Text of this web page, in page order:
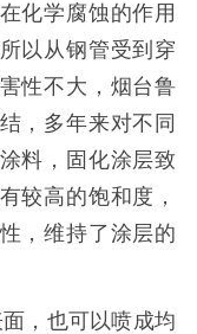
化学腐蚀的作用
以从钢管受到穿
性不大， 烟台鲁
，多年来对不同
料，
固化涂层致
较高的饱和度，
，维持了涂层的
，也可以喷成均